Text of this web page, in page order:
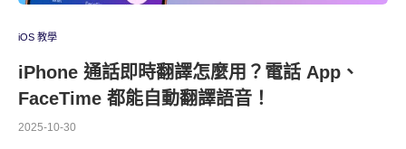
iOS 教學
iPhone 通話即時翻譯怎麼用？電話 App、
FaceTime 都能自動翻譯語音！
2025-10-30